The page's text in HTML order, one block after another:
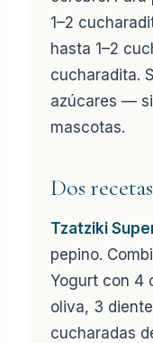
1–2
hasta 1–2
cucharadita.
azúcares —
mascotas.
Dos
Tzatziki
pepino.
Yogurt con 4
oliva, 3
cucharadas